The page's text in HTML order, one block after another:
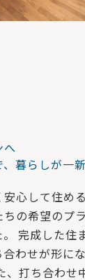
へ
暮らしが一新
心して住め
の希望のプ
完成した住
わせが形に
、打ち合わせ